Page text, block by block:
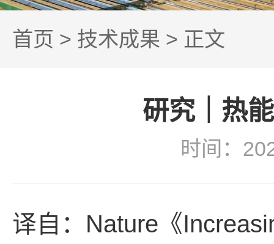
首页 > 技术成果 > 正文
研究｜热
时间：
译自：Nature《